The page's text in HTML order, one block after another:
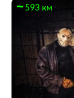
593 км